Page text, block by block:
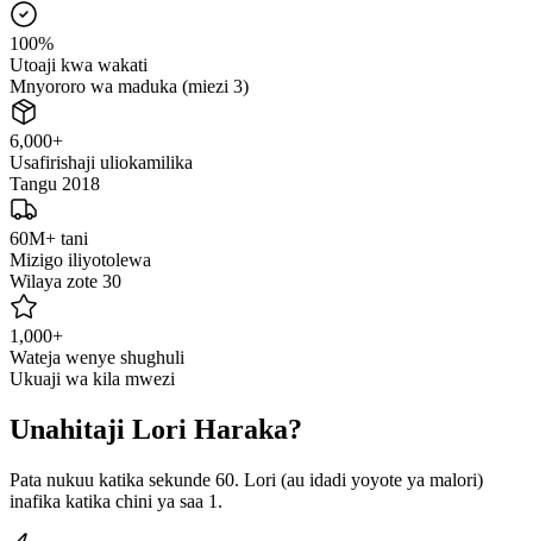
100%
Utoaji kwa wakati
Mnyororo wa maduka (miezi 3)
6,000+
Usafirishaji uliokamilika
Tangu 2018
60M+ tani
Mizigo iliyotolewa
Wilaya zote 30
1,000+
Wateja wenye shughuli
Ukuaji wa kila mwezi
Unahitaji Lori Haraka?
Pata nukuu katika sekunde 60. Lori (au idadi yoyote ya malori)
inafika katika chini ya saa 1.